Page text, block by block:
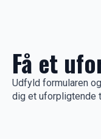
Få et
Udfyld formularen
dig et uforpligtende